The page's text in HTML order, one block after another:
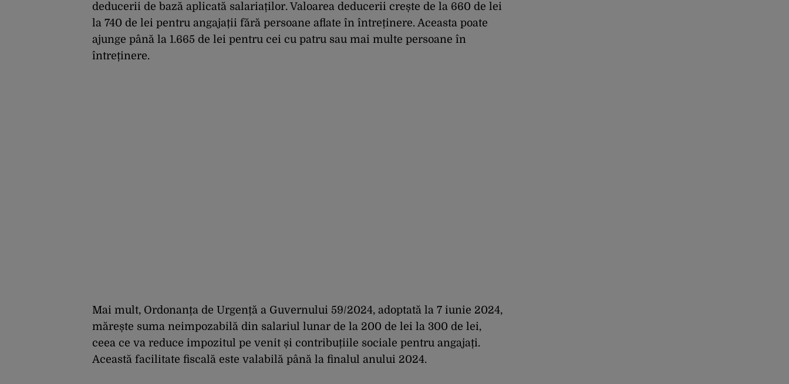
deducerii de bază aplicată salariaților. Valoarea deducerii crește de la 660 de lei
la 740 de lei pentru angajații fără persoane aflate în întreținere. Aceasta poate
ajunge până la 1.665 de lei pentru cei cu patru sau mai multe persoane în
întreținere.
Mai mult, Ordonanța de Urgență a Guvernului 59/2024, adoptată la 7 iunie 2024,
mărește suma neimpozabilă din salariul lunar de la 200 de lei la 300 de lei,
ceea ce va reduce impozitul pe venit și contribuțiile sociale pentru angajați.
Această facilitate fiscală este valabilă până la finalul anului 2024.